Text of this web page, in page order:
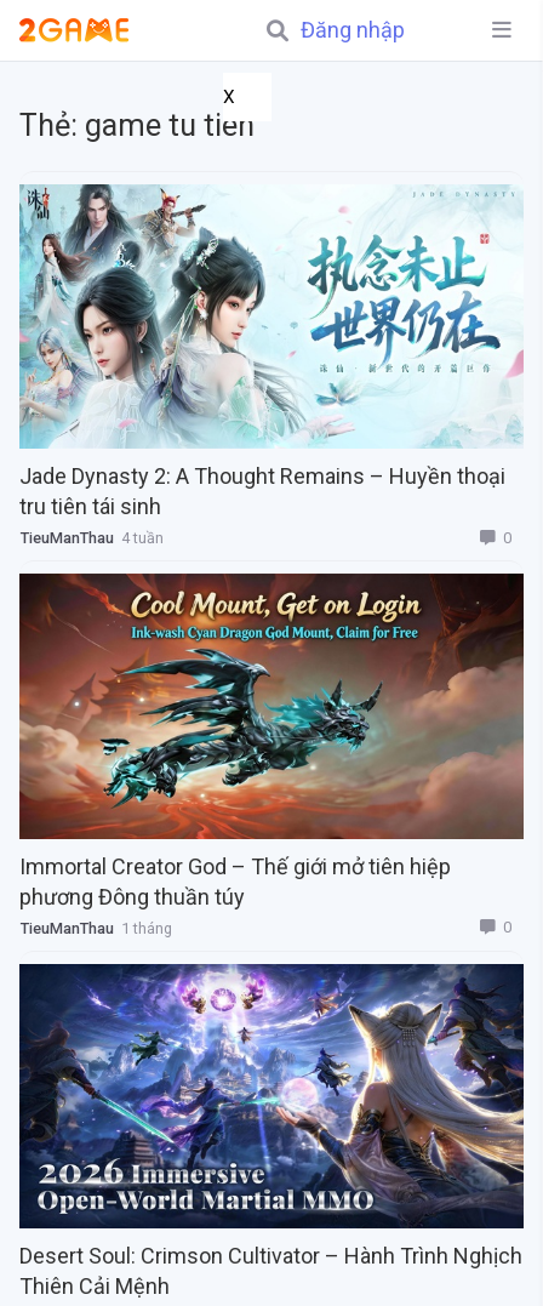
Đăng nhập
X
Thẻ: game tu tiên
Jade Dynasty 2: A Thought Remains – Huyền thoại
tru tiên tái sinh
TieuManThau 4 tuần 0
Immortal Creator God – Thế giới mở tiên hiệp
phương Đông thuần túy
TieuManThau 1 tháng 0
Desert Soul: Crimson Cultivator – Hành Trình Nghịch
Thiên Cải Mệnh